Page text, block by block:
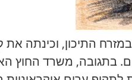
במזרח התיכון, וכינתה
בתגובה, משרד החוץ